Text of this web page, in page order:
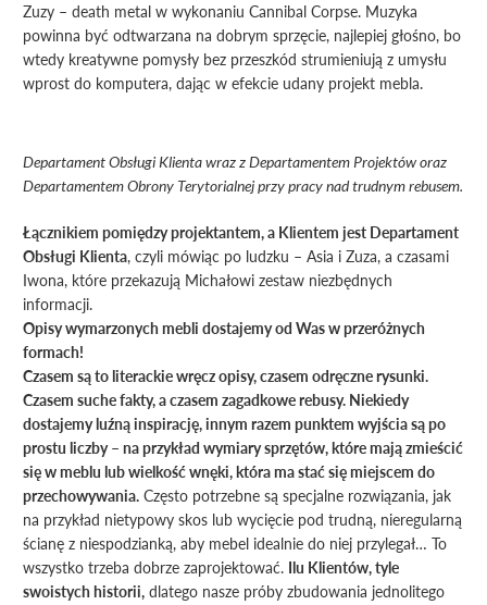
Zuzy – death metal w wykonaniu Cannibal Corpse. Muzyka
powinna być odtwarzana na dobrym sprzęcie, najlepiej głośno, bo
wtedy kreatywne pomysły bez przeszkód strumieniują z umysłu
wprost do komputera, dając w efekcie udany projekt mebla.
Departament Obsługi Klienta wraz z Departamentem Projektów oraz
Departamentem Obrony Terytorialnej przy pracy nad trudnym rebusem.
Łącznikiem pomiędzy projektantem, a Klientem jest Departament
Obsługi Klienta, czyli mówiąc po ludzku – Asia i Zuza, a czasami
Iwona, które przekazują Michałowi zestaw niezbędnych
informacji.
Opisy wymarzonych mebli dostajemy od Was w przeróżnych
formach!
Czasem są to literackie wręcz opisy, czasem odręczne rysunki.
Czasem suche fakty, a czasem zagadkowe rebusy. Niekiedy
dostajemy luźną inspirację, innym razem punktem wyjścia są po
prostu liczby – na przykład wymiary sprzętów, które mają zmieścić
się w meblu lub wielkość wnęki, która ma stać się miejscem do
przechowywania. Często potrzebne są specjalne rozwiązania, jak
na przykład nietypowy skos lub wycięcie pod trudną, nieregularną
ścianę z niespodzianką, aby mebel idealnie do niej przylegał… To
wszystko trzeba dobrze zaprojektować. Ilu Klientów, tyle
swoistych historii, dlatego nasze próby zbudowania jednolitego